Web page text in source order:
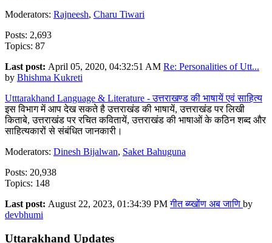
Moderators: Rajneesh, Charu Tiwari
Posts: 2,693
Topics: 87
Last post: April 05, 2020, 04:32:51 AM Re: Personalities of Utt...
by Bhishma Kukreti
Utttarakhand Language & Literature - उत्तराखण्ड की भाषायें एवं साहित्य
इस विभाग में आप देख सकते है उत्तराखंड की भाषायें, उत्तराखंड पर लिखी
किताबे, उत्तराखंड पर रचित कवितायें, उत्तराखंड की भाषाओं के कठिन शब्द और
साहित्यकारों से संबंधित जानकारी।
Moderators: Dinesh Bijalwan, Saket Bahuguna
Posts: 20,938
Topics: 148
Last post: August 22, 2023, 01:34:39 PMगीत ब्य्खोंण अब जाणि by
devbhumi
Uttarakhand Updates